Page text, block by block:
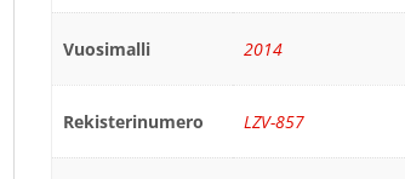
Vuosimalli 2014
Rekisterinumero LZV-857